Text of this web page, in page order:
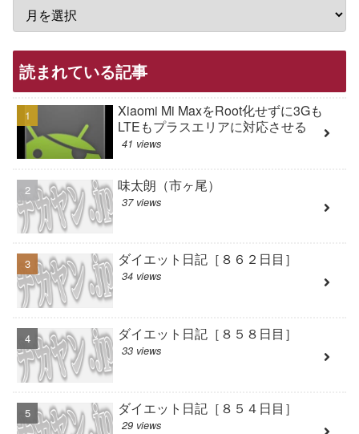
読まれている記事
Xiaomi Mi MaxをRoot化せずに3Gも
LTEもプラスエリアに対応させる
41 views
味太朗（市ヶ尾）
37 views
ダイエット日記［８６２日目］
34 views
ダイエット日記［８５８日目］
33 views
ダイエット日記［８５４日目］
29 views